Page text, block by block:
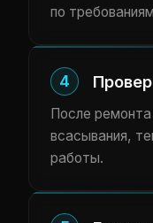
по
4
После
всасывания,
работы.